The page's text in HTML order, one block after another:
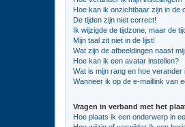
Hoe kan ik onzichtbaar zijn in de
De tijden zijn niet correct!
Ik wijzigde de tijdzone, maar de
Mijn taal zit niet in de lijst!
Wat zijn de afbeeldingen naast
Hoe kan ik een avatar instellen?
Wat is mijn rang en hoe verander
Wanneer ik op de e-maillink van
Vragen in verband met het
Hoe plaats ik een onderwerp in